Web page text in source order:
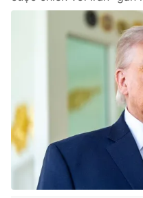
Pháp luật
Tin tức
Thế giới đó đây
Câu chuyện quốc tế
Kinh tế
Tài chính
Thị trường
Dữ liệu và đời sống